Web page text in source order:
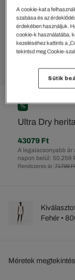
%
Ultra Dry
Rendszeres ár: 71799
A legalacsonyabb ár
napon belül: 50.259
43079 Ft
Fehér •
Méretek
A cookie-kat a
szabása és az
érdekében használjuk.
cookie-k használatába,
kezeléséhez kattints a
tekintsd meg Cookie-
Sütik